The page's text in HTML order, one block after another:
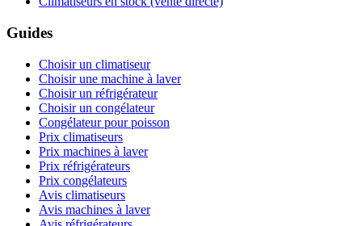
Guides
Choisir un climatiseur
Choisir une machine à laver
Choisir un réfrigérateur
Choisir un congélateur
Congélateur pour poisson
Prix climatiseurs
Prix machines à laver
Prix réfrigérateurs
Prix congélateurs
Avis climatiseurs
Avis machines à laver